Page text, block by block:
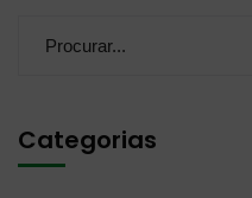
Categorias